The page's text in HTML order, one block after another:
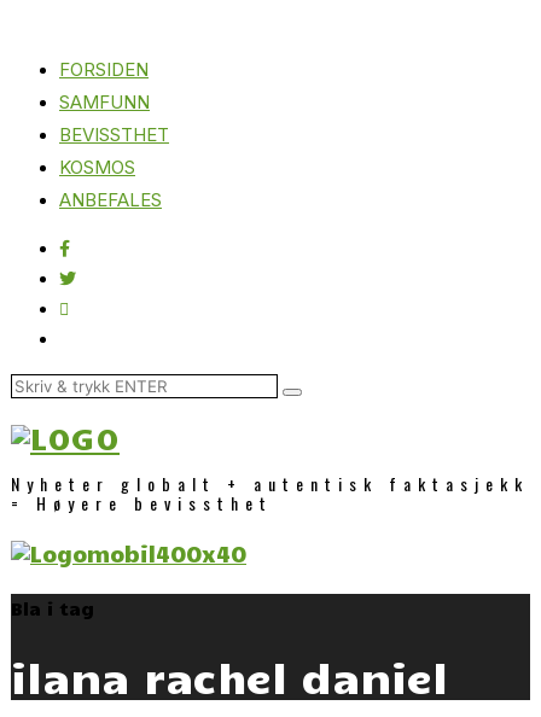
FORSIDEN
SAMFUNN
BEVISSTHET
KOSMOS
ANBEFALES
Nyheter globalt + autentisk faktasjekk
= Høyere bevissthet
Bla i tag
ilana rachel daniel